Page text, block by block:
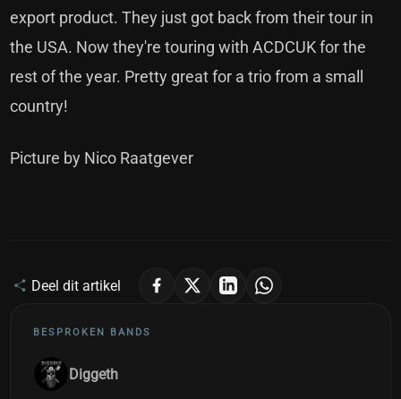
export product. They just got back from their tour in
the USA. Now they're touring with ACDCUK for the
rest of the year. Pretty great for a trio from a small
country!
Picture by Nico Raatgever
Deel dit artikel
BESPROKEN BANDS
Diggeth